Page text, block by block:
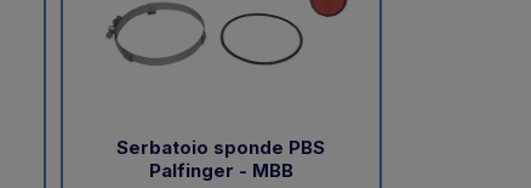
Serbatoio sponde PBS
Palfinger - MBB